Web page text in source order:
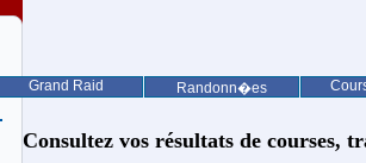
Grand Raid Randonn�es
Consultez vos résultats de courses,